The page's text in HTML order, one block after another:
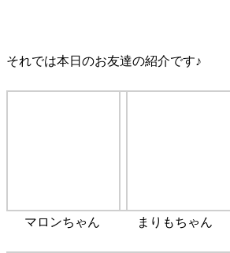
それでは本日のお友達の紹介です♪
マロンちゃん まりもちゃん